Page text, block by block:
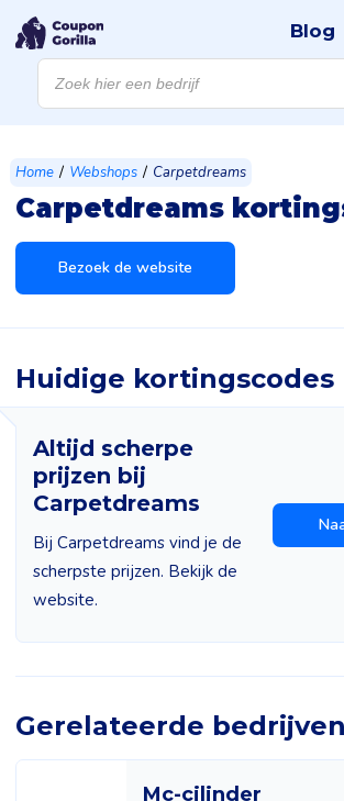
Producten
zoeken
Blog
Home / Webshops / Carpetdreams
Carpetdreams
Bezoek de website
Huidige kortingscodes
Altijd scherpe
prijzen bij
Carpetdreams
Bij Carpetdreams vind je de
scherpste prijzen. Bekijk de
website.
Gerelateerde bedrijven
Mc-cilinder